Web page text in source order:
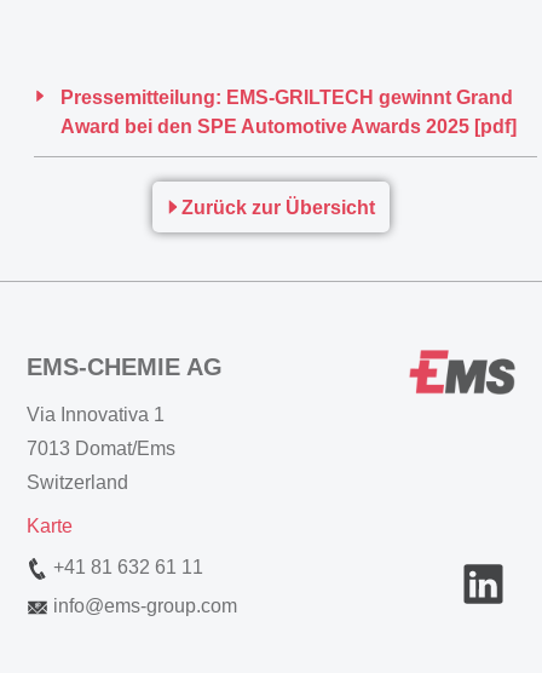
Pressemitteilung: EMS-GRILTECH gewinnt Grand
Award bei den SPE Automotive Awards 2025 [pdf]
Zurück zur Übersicht
EMS-CHEMIE AG
Via Innovativa 1
7013 Domat/Ems
Switzerland
Karte
+41 81 632 61 11
info@ems-group.com